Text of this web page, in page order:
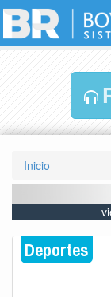
Inicio
Deportes